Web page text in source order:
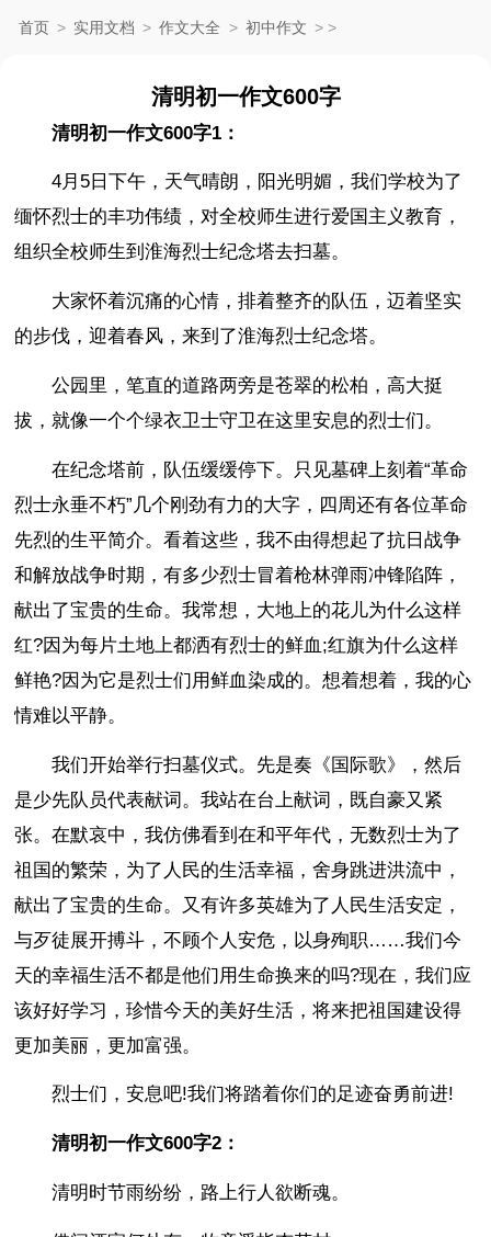
首页 > 实用文档 > 作文大全 > 初中作文 > >
清明初一作文600字
清明初一作文600字1：
4月5日下午，天气晴朗，阳光明媚，我们学校为了
缅怀烈士的丰功伟绩，对全校师生进行爱国主义教育，
组织全校师生到淮海烈士纪念塔去扫墓。
大家怀着沉痛的心情，排着整齐的队伍，迈着坚实
的步伐，迎着春风，来到了淮海烈士纪念塔。
公园里，笔直的道路两旁是苍翠的松柏，高大挺
拔，就像一个个绿衣卫士守卫在这里安息的烈士们。
在纪念塔前，队伍缓缓停下。只见墓碑上刻着“革命
烈士永垂不朽”几个刚劲有力的大字，四周还有各位革命
先烈的生平简介。看着这些，我不由得想起了抗日战争
和解放战争时期，有多少烈士冒着枪林弹雨冲锋陷阵，
献出了宝贵的生命。我常想，大地上的花儿为什么这样
红?因为每片土地上都洒有烈士的鲜血;红旗为什么这样
鲜艳?因为它是烈士们用鲜血染成的。想着想着，我的心
情难以平静。
我们开始举行扫墓仪式。先是奏《国际歌》，然后
是少先队员代表献词。我站在台上献词，既自豪又紧
张。在默哀中，我仿佛看到在和平年代，无数烈士为了
祖国的繁荣，为了人民的生活幸福，舍身跳进洪流中，
献出了宝贵的生命。又有许多英雄为了人民生活安定，
与歹徒展开搏斗，不顾个人安危，以身殉职……我们今
天的幸福生活不都是他们用生命换来的吗?现在，我们应
该好好学习，珍惜今天的美好生活，将来把祖国建设得
更加美丽，更加富强。
烈士们，安息吧!我们将踏着你们的足迹奋勇前进!
清明初一作文600字2：
清明时节雨纷纷，路上行人欲断魂。